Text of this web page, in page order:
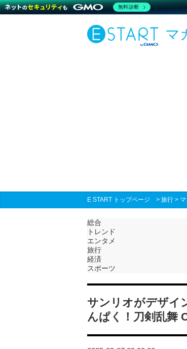
マ
E START トップページ > 旅行 >
総合
トレンド
エンタメ
旅行
経済
スポーツ
サンリオがデザイ
んぱく！刀剣乱舞
無料診断